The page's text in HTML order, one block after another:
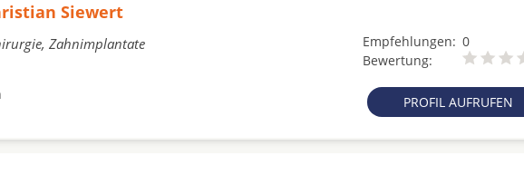
Siewert
Zahnimplantate Empfehlungen: 0
Bewertung:
PROFIL AUFRUFEN